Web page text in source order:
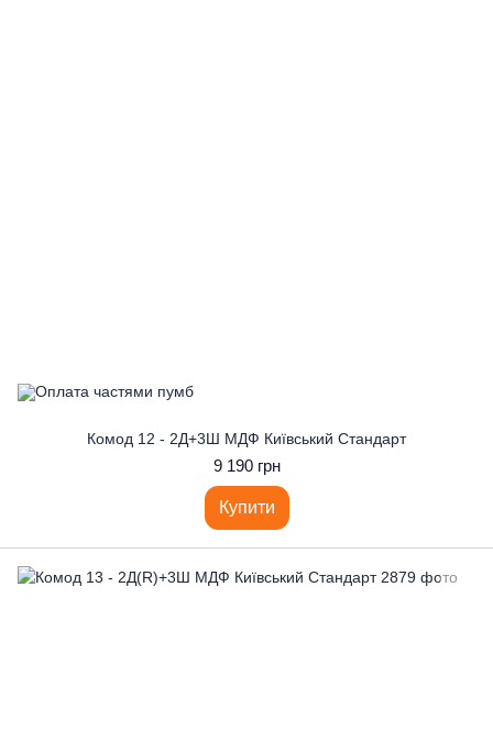
Комод 12 - 2Д+3Ш МДФ Київський Стандарт
9 190 грн
Купити